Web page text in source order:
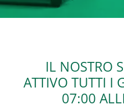
IL NOSTRO
ATTIVO TUTTI I
07:00